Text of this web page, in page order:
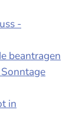
-
beantragen
in